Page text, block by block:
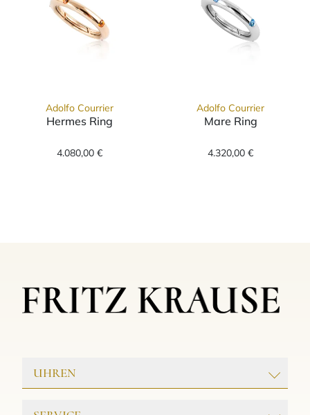
Adolfo Courrier
Hermes Ring
4.080,00 €
Adolfo Courrier
Mare Ring
4.320,00 €
UHREN